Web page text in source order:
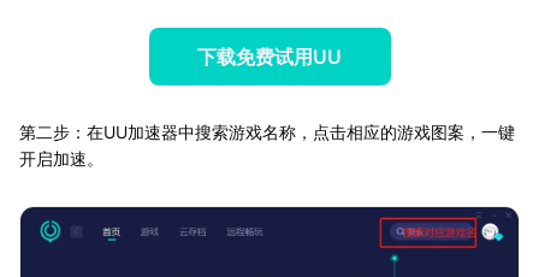
下载免费试用UU
第二步：在UU加速器中搜索游戏名称，点击相应的游戏图案，一键
开启加速。